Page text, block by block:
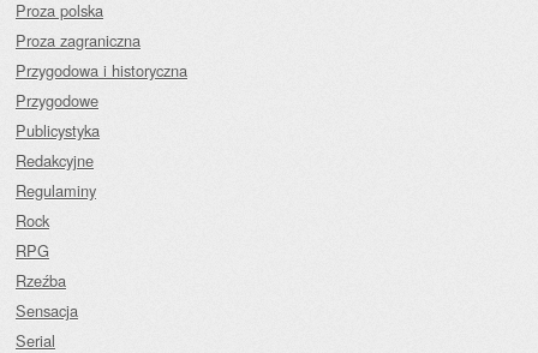
Proza polska
Proza zagraniczna
Przygodowa i historyczna
Przygodowe
Publicystyka
Redakcyjne
Regulaminy
Rock
RPG
Rzeźba
Sensacja
Serial